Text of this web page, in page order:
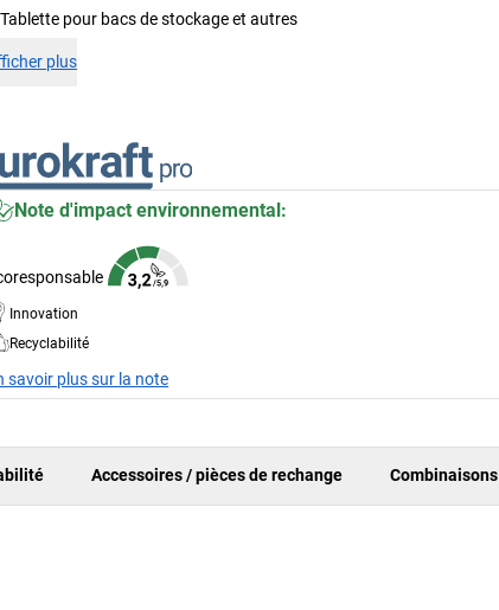
Tablette pour bacs de stockage et autres
plus
Note d'impact environnemental:
Innovation
Recyclabilité
savoir plus sur la note
Accessoires / pièces de rechange Combinaisons